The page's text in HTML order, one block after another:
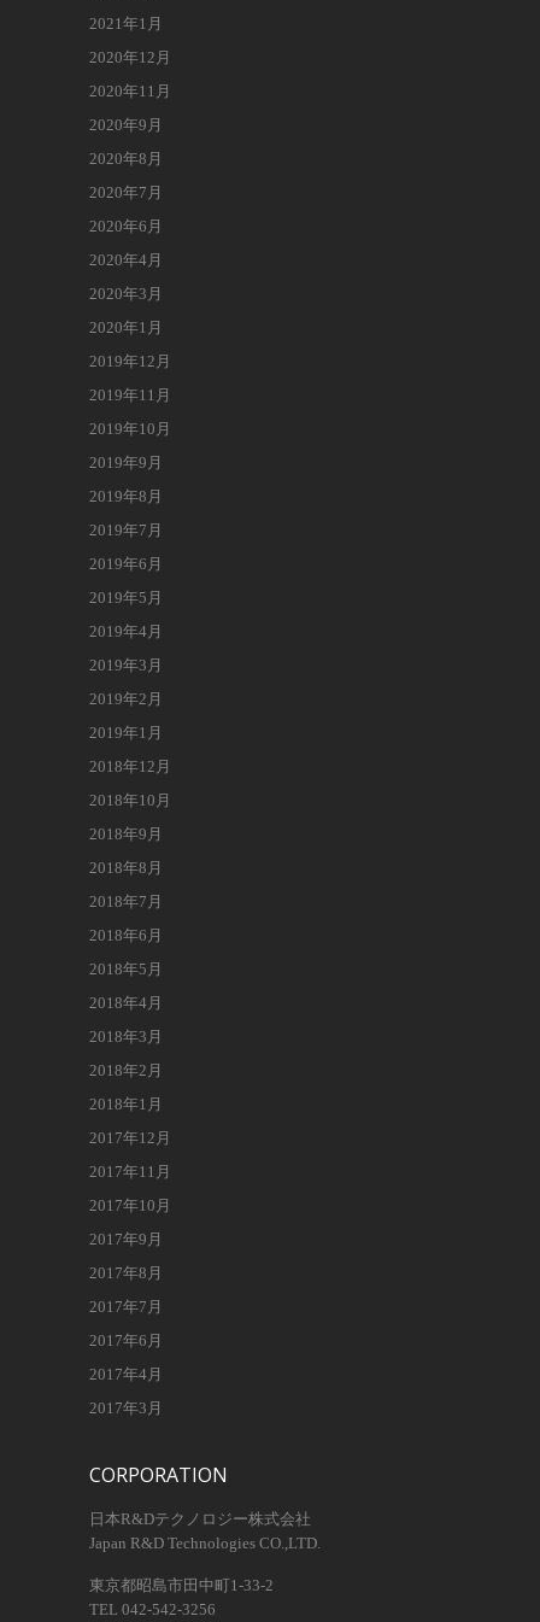
2021年1月
2020年12月
2020年11月
2020年9月
2020年8月
2020年7月
2020年6月
2020年4月
2020年3月
2020年1月
2019年12月
2019年11月
2019年10月
2019年9月
2019年8月
2019年7月
2019年6月
2019年5月
2019年4月
2019年3月
2019年2月
2019年1月
2018年12月
2018年10月
2018年9月
2018年8月
2018年7月
2018年6月
2018年5月
2018年4月
2018年3月
2018年2月
2018年1月
2017年12月
2017年11月
2017年10月
2017年9月
2017年8月
2017年7月
2017年6月
2017年4月
2017年3月
CORPORATION
日本R&Dテクノロジー株式会社
Japan R&D Technologies CO.,LTD.
東京都昭島市田中町1-33-2
TEL 042-542-3256